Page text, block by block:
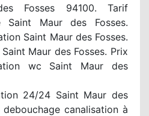
Fosses 94100. Tarif
Saint Maur des Fosses.
Saint Maur des Fosses.
Maur des Fosses. Prix
wc Saint Maur des
24/24 Saint Maur des
debouchage canalisation à